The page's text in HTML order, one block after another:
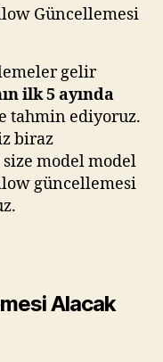
gelir
ilk 5 ayında
tahmin ediyoruz.
biraz
model model
güncellemesi
Alacak